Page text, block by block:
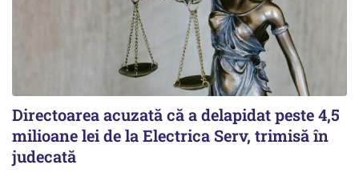
Directoarea acuzată că a delapidat peste 4,5
milioane lei de la Electrica Serv, trimisă în
judecată